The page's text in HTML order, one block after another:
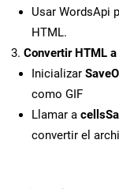
Usar WordsApi
HTML.
Convertir HTML
Inicializar
como GIF
Llamar a
convertir el